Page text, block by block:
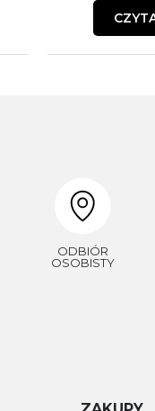
ODBIÓR
OSOBISTY